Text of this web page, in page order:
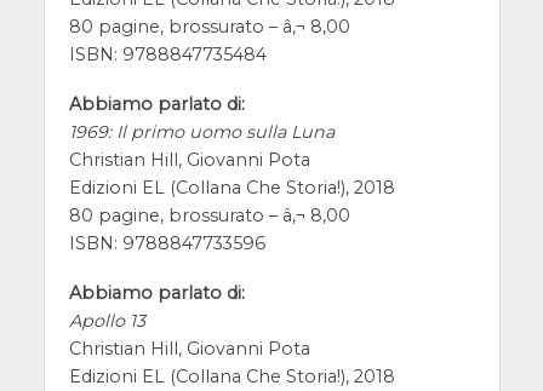
80 pagine, brossurato – â‚¬ 8,00
ISBN: 9788847735484
Abbiamo parlato di:
1969: Il primo uomo sulla Luna
Christian Hill, Giovanni Pota
Edizioni EL (Collana Che Storia!), 2018
80 pagine, brossurato – â‚¬ 8,00
ISBN: 9788847733596
Abbiamo parlato di:
Apollo 13
Christian Hill, Giovanni Pota
Edizioni EL (Collana Che Storia!), 2018